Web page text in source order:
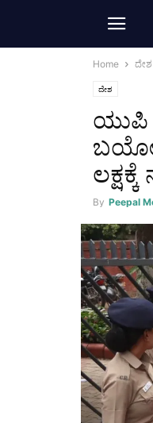
Home ದೇಶ
ದೇಶ
ಯುಪಿ
By Peepal